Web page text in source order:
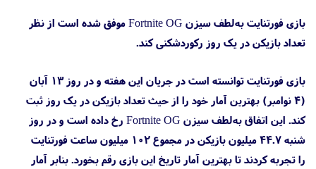
بازی فورتنایت به‌لطف سیزن Fortnite OG موفق شده است از نظر
تعداد بازیکن در یک روز رکوردشکنی کند.
بازی فورتنایت توانسته است در جریان این هفته و در روز ۱۳ آبان
(۴ نوامبر) بهترین آمار خود را از حیث تعداد بازیکن در یک روز ثبت
کند. این اتفاق به‌لطف سیزن Fortnite OG رخ داده است و در روز
شنبه ۴۴.۷ میلیون بازیکن در مجموع ۱۰۲ میلیون ساعت فورتنایت
را تجربه کردند تا بهترین آمار تاریخ این بازی رقم بخورد. بنابر آمار